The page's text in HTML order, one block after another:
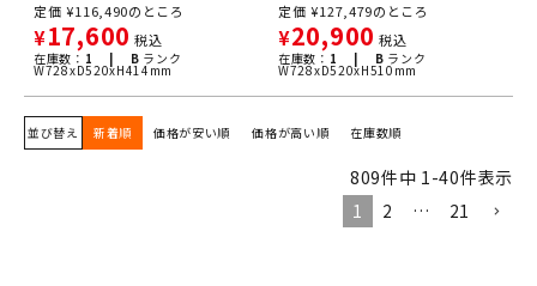
定価 ¥116,490のところ
¥17,600 税込
在庫数： 1 | B ランク
W728xD520xH414mm
定価 ¥127,479のところ
¥20,900 税込
在庫数： 1 | B ランク
W728xD520xH510mm
並び替え 新着順 価格が安い順 価格が高い順 在庫数順
809件中 1-40件表示
1
2 … 21